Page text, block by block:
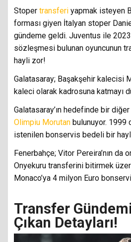
Stoper transferi yapmak isteyen
forması giyen İtalyan stoper
gündeme geldi. Juventus ile 2023
sözleşmesi bulunan oyuncunun
hayli zor!
Galatasaray; Başakşehir kalecisi
kaleci olarak kadrosuna katmayı
Galatasaray’ın hedefinde bir
Olimpiu Morutan bulunuyor. 1999
istenilen bonservis bedeli bir
Fenerbahçe; Vitor Pereira’nın da
Onyekuru transferini bitirmek
Monaco’ya 4 milyon Euro
Transfer
Çıkan Detayları!